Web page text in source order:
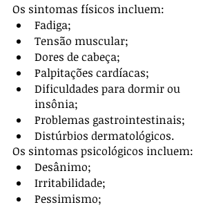
Os sintomas físicos incluem:
Fadiga;
Tensão muscular;
Dores de cabeça;
Palpitações cardíacas;
Dificuldades para dormir ou
insônia;
Problemas gastrointestinais;
Distúrbios dermatológicos.
Os sintomas psicológicos incluem:
Desânimo;
Irritabilidade;
Pessimismo;